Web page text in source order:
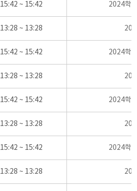
15:42 ~ 15:42 2024학
13:28 ~ 13:28
15:42 ~ 15:42 2024학
13:28 ~ 13:28
15:42 ~ 15:42 2024학
13:28 ~ 13:28
15:42 ~ 15:42 2024학
13:28 ~ 13:28